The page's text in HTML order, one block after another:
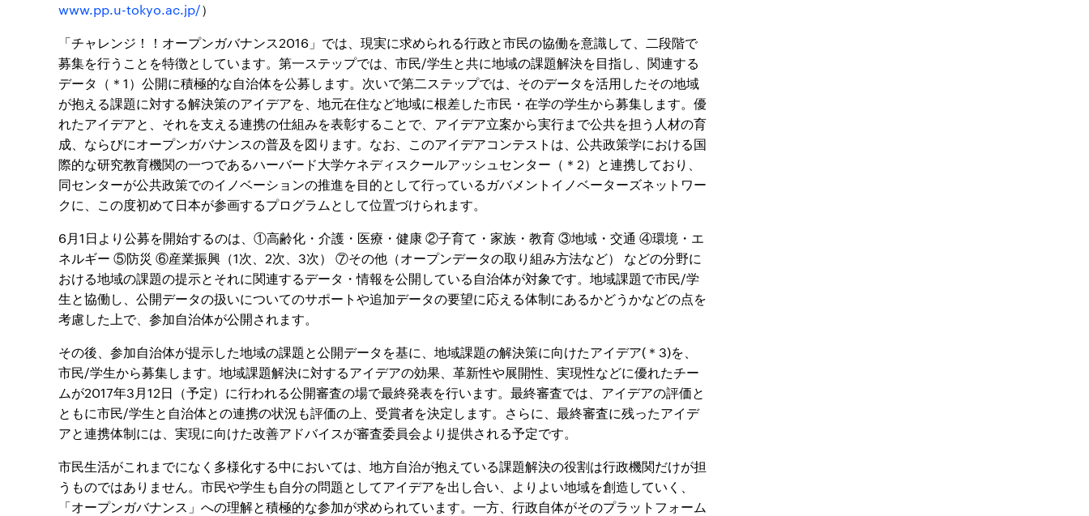
www.pp.u-tokyo.ac.jp/）
「チャレンジ！！オープンガバナンス2016」では、現実に求められる行政と市民の協働を意識して、二段階で
募集を行うことを特徴としています。第一ステップでは、市民/学生と共に地域の課題解決を目指し、関連する
データ（＊1）公開に積極的な自治体を公募します。次いで第二ステップでは、そのデータを活用したその地域
が抱える課題に対する解決策のアイデアを、地元在住など地域に根差した市民・在学の学生から募集します。優
れたアイデアと、それを支える連携の仕組みを表彰することで、アイデア立案から実行まで公共を担う人材の育
成、ならびにオープンガバナンスの普及を図ります。なお、このアイデアコンテストは、公共政策学における国
際的な研究教育機関の一つであるハーバード大学ケネディスクールアッシュセンター（＊2）と連携しており、
同センターが公共政策でのイノベーションの推進を目的として行っているガバメントイノベーターズネットワー
クに、この度初めて日本が参画するプログラムとして位置づけられます。
6月1日より公募を開始するのは、①高齢化・介護・医療・健康 ②子育て・家族・教育 ③地域・交通 ④環境・エ
ネルギー ⑤防災 ⑥産業振興（1次、2次、3次） ⑦その他（オープンデータの取り組み方法など） などの分野に
おける地域の課題の提示とそれに関連するデータ・情報を公開している自治体が対象です。地域課題で市民/学
生と協働し、公開データの扱いについてのサポートや追加データの要望に応える体制にあるかどうかなどの点を
考慮した上で、参加自治体が公開されます。
その後、参加自治体が提示した地域の課題と公開データを基に、地域課題の解決策に向けたアイデア(＊3)を、
市民/学生から募集します。地域課題解決に対するアイデアの効果、革新性や展開性、実現性などに優れたチー
ムが2017年3月12日（予定）に行われる公開審査の場で最終発表を行います。最終審査では、アイデアの評価と
ともに市民/学生と自治体との連携の状況も評価の上、受賞者を決定します。さらに、最終審査に残ったアイデ
アと連携体制には、実現に向けた改善アドバイスが審査委員会より提供される予定です。
市民生活がこれまでになく多様化する中においては、地方自治が抱えている課題解決の役割は行政機関だけが担
うものではありません。市民や学生も自分の問題としてアイデアを出し合い、よりよい地域を創造していく、
「オープンガバナンス」への理解と積極的な参加が求められています。一方、行政自体がそのプラットフォーム